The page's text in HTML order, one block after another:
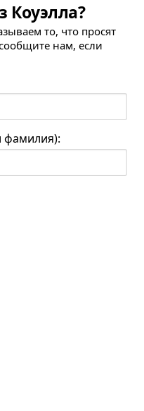
Коуэлла?
то, что просят
нам, если
фамилия):